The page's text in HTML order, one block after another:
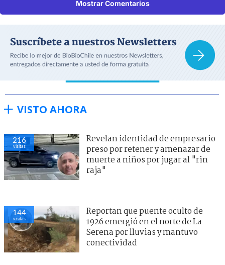
Mostrar Comentarios
VISTO AHORA
216
visitas
Revelan identidad de empresario
preso por retener y amenazar de
muerte a niños por jugar al "rin
raja"
144
visitas
Reportan que puente oculto de
1926 emergió en el norte de La
Serena por lluvias y mantuvo
conectividad